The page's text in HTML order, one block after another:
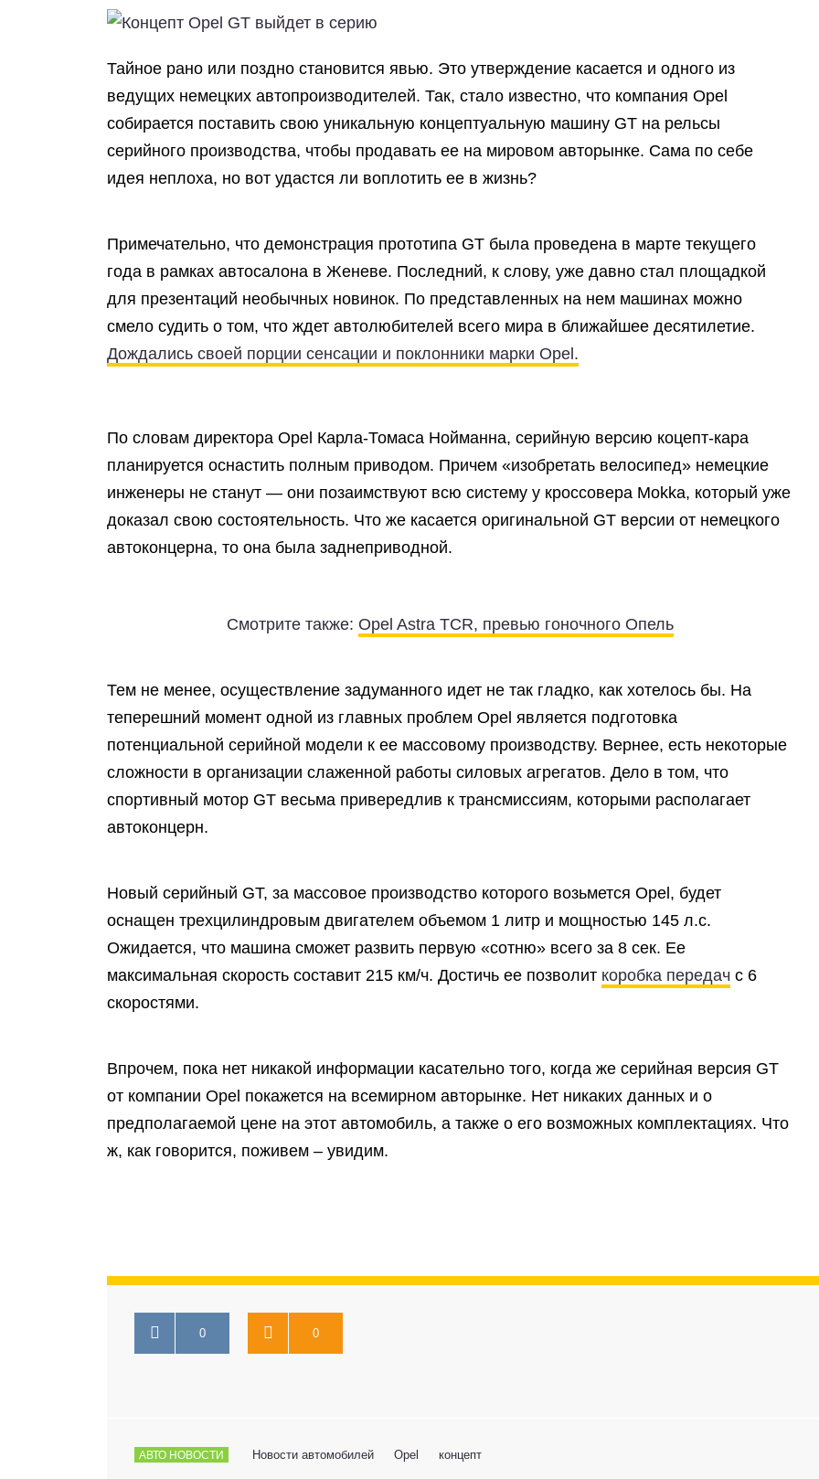
Тайное рано или поздно становится явью. Это утверждение касается и одного из
ведущих немецких автопроизводителей. Так, стало известно, что компания Opel
собирается поставить свою уникальную концептуальную машину GT на рельсы
серийного производства, чтобы продавать ее на мировом авторынке. Сама по себе
идея неплоха, но вот удастся ли воплотить ее в жизнь?
Примечательно, что демонстрация прототипа GT была проведена в марте текущего
года в рамках автосалона в Женеве. Последний, к слову, уже давно стал площадкой
для презентаций необычных новинок. По представленных на нем машинах можно
смело судить о том, что ждет автолюбителей всего мира в ближайшее десятилетие.
Дождались своей порции сенсации и поклонники марки Opel.
По словам директора Opel Карла-Томаса Нойманна, серийную верcию коцепт-кара
планируется оснастить полным приводом. Причем «изобретать велосипед» немецкие
инженеры не станут — они позаимствуют всю систему у кроссовера Mokka, который уже
доказал свою состоятельность. Что же касается оригинальной GT версии от немецкого
автоконцерна, то она была заднеприводной.
Смотрите также: Opel Astra TCR, превью гоночного Опель
Тем не менее, осуществление задуманного идет не так гладко, как хотелось бы. На
теперешний момент одной из главных проблем Opel является подготовка
потенциальной серийной модели к ее массовому производству. Вернее, есть некоторые
сложности в организации слаженной работы силовых агрегатов. Дело в том, что
спортивный мотор GT весьма привередлив к трансмиссиям, которыми располагает
автоконцерн.
Новый серийный GT, за массовое производство которого возьмется Opel, будет
оснащен трехцилиндровым двигателем объемом 1 литр и мощностью 145 л.с.
Ожидается, что машина сможет развить первую «сотню» всего за 8 сек. Ее
максимальная скорость составит 215 км/ч. Достичь ее позволит коробка передач с 6
скоростями.
Впрочем, пока нет никакой информации касательно того, когда же серийная версия GT
от компании Opel покажется на всемирном авторынке. Нет никаких данных и о
предполагаемой цене на этот автомобиль, а также о его возможных комплектациях. Что
ж, как говорится, поживем – увидим.
0 0
АВТО НОВОСТИ Новости автомобилей Opel концепт